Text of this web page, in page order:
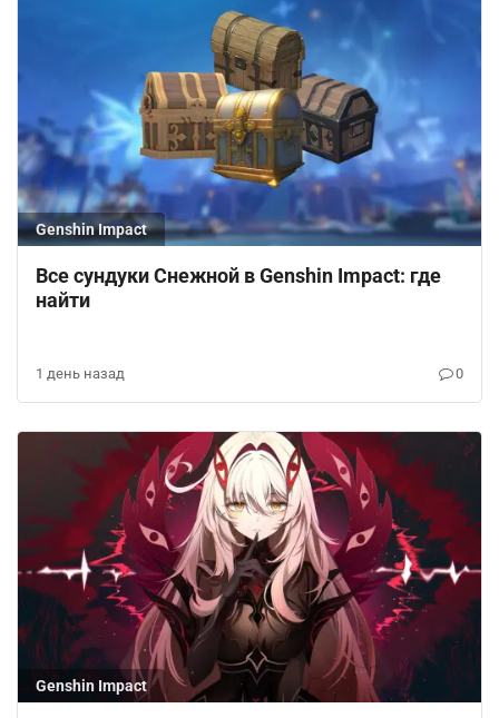
Genshin Impact
Все сундуки Снежной в Genshin Impact: где
найти
1 день назад 0
Genshin Impact